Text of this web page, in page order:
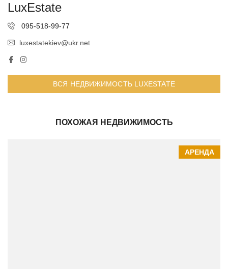
LuxEstate
095-518-99-77
luxestatekiev@ukr.net
ВСЯ НЕДВИЖИМОСТЬ LUXESTATE
ПОХОЖАЯ НЕДВИЖИМОСТЬ
АРЕНДА